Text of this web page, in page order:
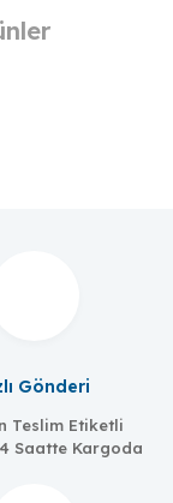
Gönderi
Teslim Etiketli
Saatte Kargoda